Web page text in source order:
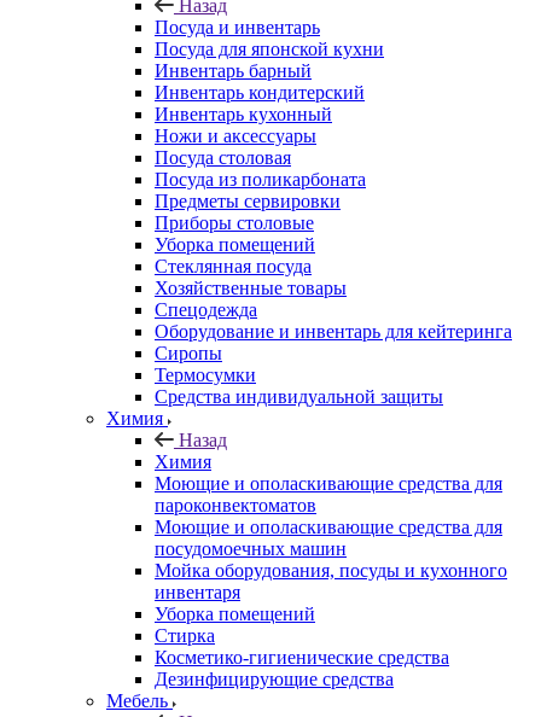
Назад
Посуда и инвентарь
Посуда для японской кухни
Инвентарь барный
Инвентарь кондитерский
Инвентарь кухонный
Ножи и аксессуары
Посуда столовая
Посуда из поликарбоната
Предметы сервировки
Приборы столовые
Уборка помещений
Стеклянная посуда
Хозяйственные товары
Спецодежда
Оборудование и инвентарь для кейтеринга
Сиропы
Термосумки
Средства индивидуальной защиты
Химия
Назад
Химия
Моющие и ополаскивающие средства для
пароконвектоматов
Моющие и ополаскивающие средства для
посудомоечных машин
Мойка оборудования, посуды и кухонного
инвентаря
Уборка помещений
Стирка
Косметико-гигиенические средства
Дезинфицирующие средства
Мебель